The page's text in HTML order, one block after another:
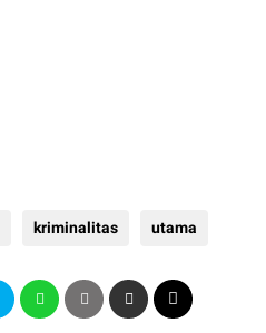
kriminalitas utama